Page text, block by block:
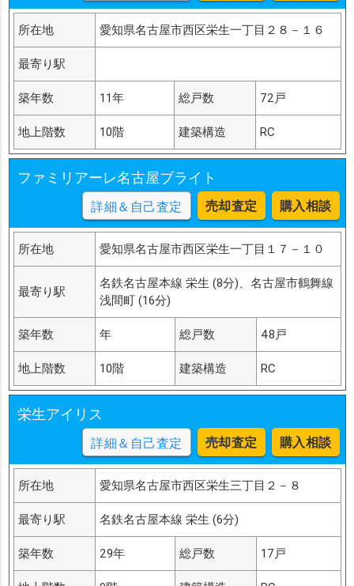
所在地 愛知県名古屋市西区栄生一丁目２８－１６
最寄り駅
築年数 11年 総戸数 72戸
地上階数 10階 建築構造 RC
ファミリアーレ名古屋ブライト
詳細＆自己査定 売却査定 購入相談
所在地 愛知県名古屋市西区栄生一丁目１７－１０
最寄り駅
名鉄名古屋本線 栄生 (8分)、名古屋市鶴舞線
浅間町 (16分)
築年数 年 総戸数 48戸
地上階数 10階 建築構造 RC
栄生アイリス
詳細＆自己査定 売却査定 購入相談
所在地 愛知県名古屋市西区栄生三丁目２－８
最寄り駅 名鉄名古屋本線 栄生 (6分)
築年数 29年 総戸数 17戸